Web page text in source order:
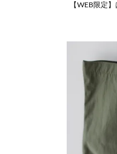
【WEB限定